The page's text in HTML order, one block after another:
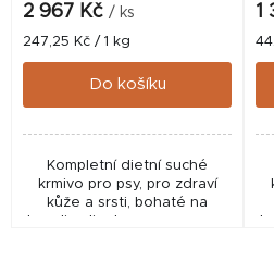
2 967 Kč / ks
Měrná
cena:
247,25 Kč / 1 kg
Do košíku
Kompletní dietní suché
krmivo pro psy, pro zdraví
kůže a srsti, bohaté na
kyselinu linolovou, s omega-
1